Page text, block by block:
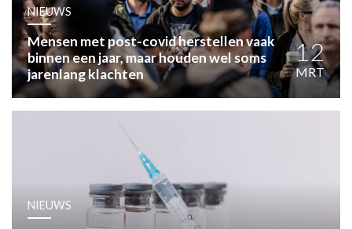
PRAKTIJKZAKEN
TARIEVEN
VPHUISARTSEN
MEDISCHE VAKHANDEL
INLOGGEN
NIEUWS
Mensen met post-covid herstellen vaak
binnen een jaar, maar houden wel soms
jarenlang klachten
12
MRT
NIEUWS